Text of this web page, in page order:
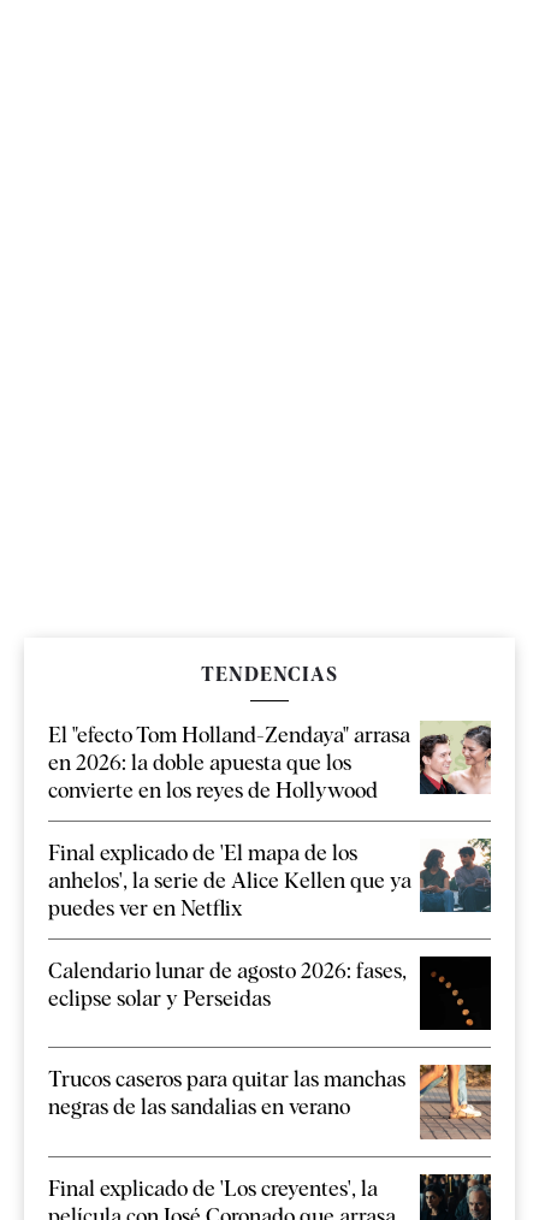
TENDENCIAS
El "efecto Tom Holland-Zendaya" arrasa
en 2026: la doble apuesta que los
convierte en los reyes de Hollywood
Final explicado de 'El mapa de los
anhelos', la serie de Alice Kellen que ya
puedes ver en Netflix
Calendario lunar de agosto 2026: fases,
eclipse solar y Perseidas
Trucos caseros para quitar las manchas
negras de las sandalias en verano
Final explicado de 'Los creyentes', la